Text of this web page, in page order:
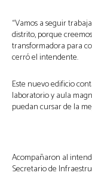
“Vamos a seguir
distrito, porque
transformadora para
cerró el intendente.
Este nuevo edificio
laboratorio y aula
puedan cursar de la
Acompañaron al
Secretario de